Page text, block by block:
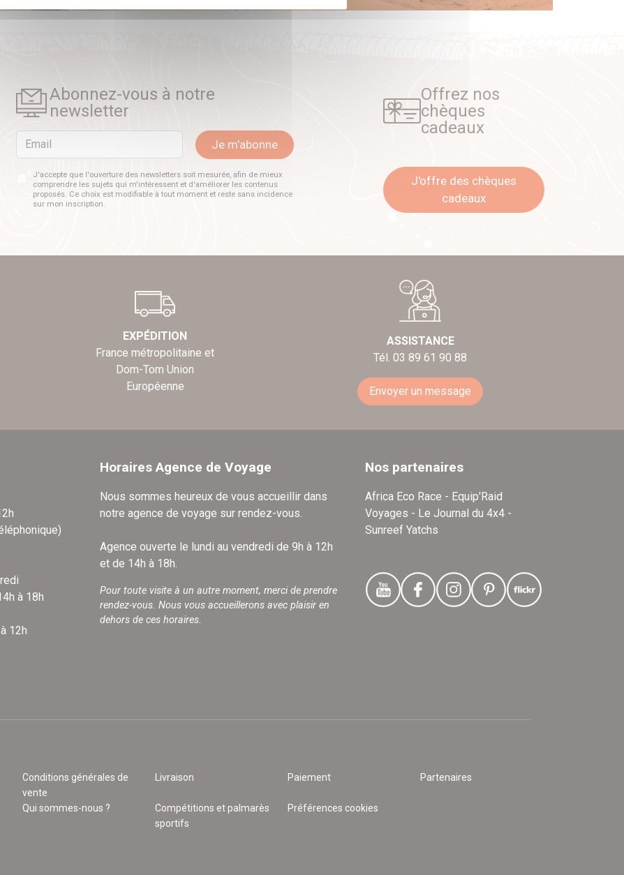
Abonnez-vous à notre
newsletter
Email Je m'abonne
J'accepte que l'ouverture des newsletters soit mesurée, afin de mieux
comprendre les sujets qui m'intéressent et d'améliorer les contenus
proposés. Ce choix est modifiable à tout moment et reste sans incidence
sur mon inscription.
Offrez nos
chèques
cadeaux
J'offre des chèques
cadeaux
EXPÉDITION
France métropolitaine et
Dom-Tom Union
Européenne
ASSISTANCE
Tél. 03 89 61 90 88
Envoyer un message
à 18h
12h
Horaires Agence de Voyage
Nous sommes heureux de vous accueillir dans
notre agence de voyage sur rendez-vous.
Agence ouverte le lundi au vendredi de 9h à 12h
et de 14h à 18h.
Pour toute visite à un autre moment, merci de prendre
rendez-vous. Nous vous accueillerons avec plaisir en
dehors de ces horaires.
Nos partenaires
Africa Eco Race - Equip'Raid
Voyages - Le Journal du 4x4 -
Sunreef Yatchs
Conditions générales de
vente
Livraison Paiement Partenaires
Qui sommes-nous ?
Compétitions et palmarès
sportifs
Préférences cookies